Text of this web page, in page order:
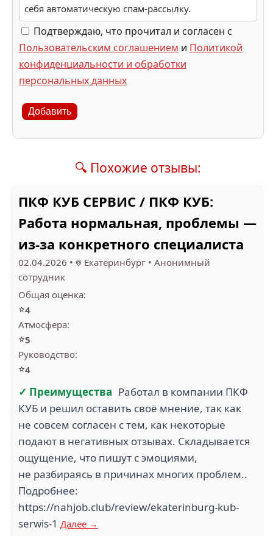
себя автоматическую спам-рассылку.
Подтверждаю, что прочитал и согласен с
Пользовательским соглашением и Политикой
конфиденциальности и обработки
персональных данных
Добавить
🔍 Похожие отзывы:
ПКФ КУБ СЕРВИС / ПКФ КУБ:
Работа нормальная, проблемы —
из-за конкретного специалиста
02.04.2026 • Екатеринбург • Анонимный
сотрудник
Общая оценка:
⭐4
Атмосфера:
⭐5
Руководство:
⭐4
✓ Преимущества Работал в компании ПКФ
КУБ и решил оставить своё мнение, так как
не совсем согласен с тем, как некоторые
подают в негативных отзывах. Складывается
ощущение, что пишут с эмоциями,
не разбираясь в причинах многих проблем..
Подробнее:
https://nahjob.club/review/ekaterinburg-kub-
serwis-1 Далее →